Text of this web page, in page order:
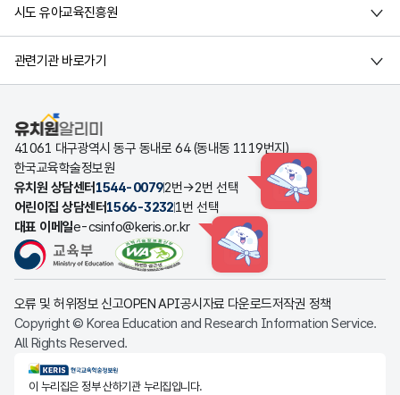
시도 유아교육진흥원
관련기관 바로가기
유치원알리미
41061 대구광역시 동구 동내로 64 (동내동 1119번지)
한국교육학술정보원
유치원 상담센터 1544-00792번→2번 선택 HINT
어린이집 상담센터1566-32321번 선택
대표 이메일e-csinfo@keris.or.kr
HINT
오류 및 허위정보 신고OPEN API공시자료 다운로드저작권 정책
Copyright © Korea Education and Research Information Service.
All Rights Reserved.
KERIS한국교육학술정보원
이 누리집은 정부 산하기관 누리집입니다.